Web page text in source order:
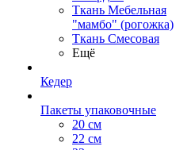
Ткань Мебельная
"мамбо" (рогожка)
Ткань Смесовая
Ещё
Кедер
Пакеты упаковочные
20 см
22 см